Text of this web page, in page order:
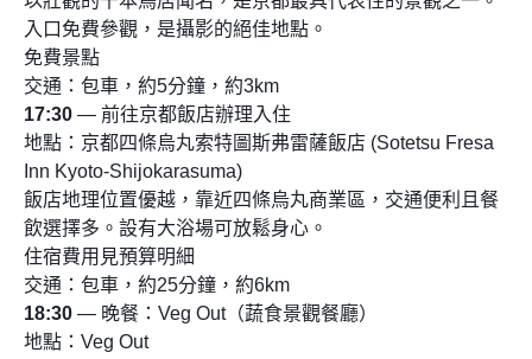
入口免費參觀，是攝影的絕佳地點。
免費景點
交通：包車，約5分鐘，約3km
17:30 — 前往京都飯店辦理入住
地點：京都四條烏丸索特圖斯弗雷薩飯店 (Sotetsu Fresa
Inn Kyoto-Shijokarasuma)
飯店地理位置優越，靠近四條烏丸商業區，交通便利且餐
飲選擇多。設有大浴場可放鬆身心。
住宿費用見預算明細
交通：包車，約25分鐘，約6km
18:30 — 晚餐：Veg Out（蔬食景觀餐廳）
地點：Veg Out